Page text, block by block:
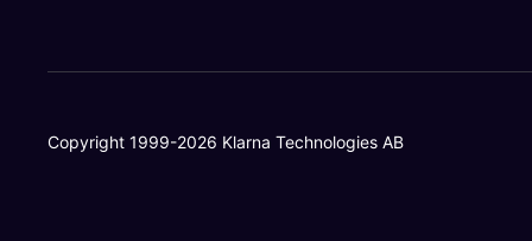
Copyright 1999-2026 Klarna Technologies AB